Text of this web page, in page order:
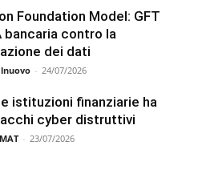
Foundation Model: GFT
bancaria contro la
dei dati
- 24/07/2026
istituzioni finanziarie ha
cyber distruttivi
- 23/07/2026